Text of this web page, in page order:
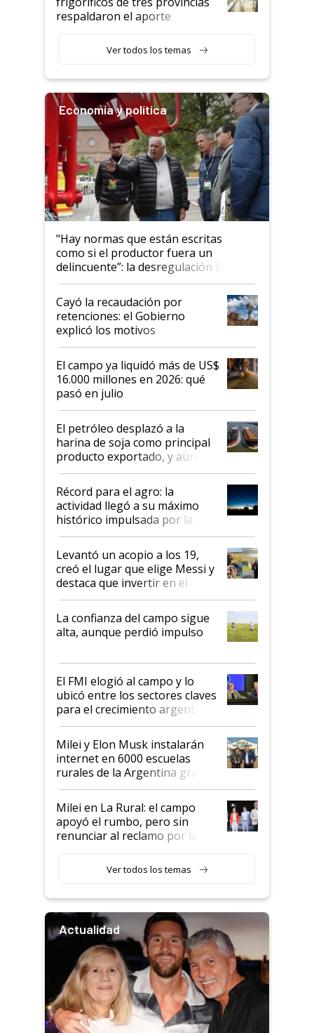
descalificaban, yo seguí
haciendo currículum"
respaldaron el aporte
Ver todos los temas
Economía y política
"Hay normas que están escritas
como si el productor fuera un
delincuente”: la desregulación llegó
al Congreso Aapresid y hasta se
habló del financiamiento al IPCVA
Cayó la recaudación por
retenciones: el Gobierno
explicó los motivos
El campo ya liquidó más de US$
16.000 millones en 2026: qué
pasó en julio
El petróleo desplazó a la
harina de soja como principal
producto exportado, y aún así
el agro aportó casi seis de cada
diez dólares y sostuvo el
liderazgo en un semestre
récord
Récord para el agro: la
actividad llegó a su máximo
histórico impulsada por la
cosecha y las exportaciones
Levantó un acopio a los 19,
creó el lugar que elige Messi y
destaca que invertir en el
kirchnerismo era como "darle
plata a un hijo para droga":
Juan Félix Rossetti, el libertario
que de una dura crisis salió
de Milei
La confianza del campo sigue
alta, aunque perdió impulso
El FMI elogió al campo y lo
ubicó entre los sectores claves
para el crecimiento argentino
Milei y Elon Musk instalarán
internet en 6000 escuelas
rurales de la Argentina gracias
a un acuerdo con Starlink
Milei en La Rural: el campo
apoyó el rumbo, pero sin
renunciar al reclamo por las
Ver todos los temas
Actualidad